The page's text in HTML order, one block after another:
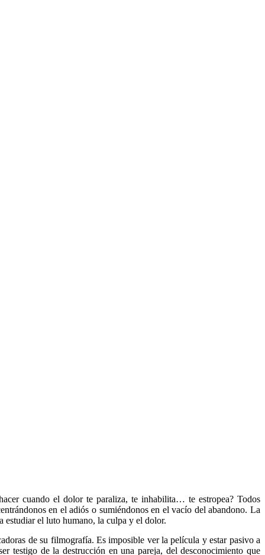
cuando el dolor te paraliza, te inhabilita… te estropea? Todos
en el adiós o sumiéndonos en el vacío del abandono. La
estudiar el luto humano, la culpa y el dolor.
de su filmografía. Es imposible ver la película y estar pasivo a
testigo de la destrucción en una pareja, del desconocimiento que